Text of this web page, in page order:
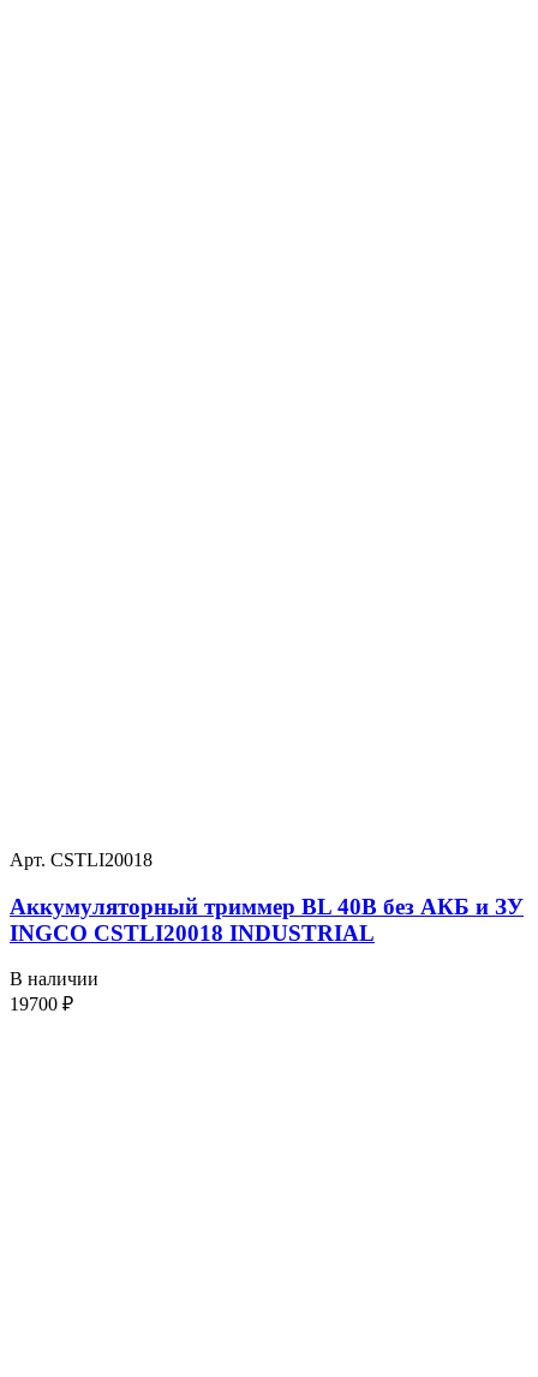
Арт. CSTLI20018
Аккумуляторный триммер BL 40В без АКБ и ЗУ
INGCO CSTLI20018 INDUSTRIAL
В наличии
19700 ₽